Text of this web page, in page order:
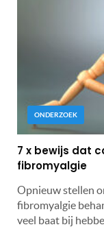
ONDERZOEK
7 x bewijs dat
fibromyalgie
Opnieuw stellen
fibromyalgie
veel baat bij